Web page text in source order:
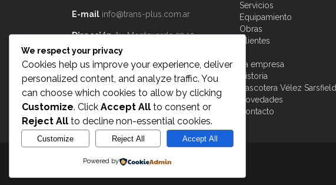
E-mail info@trans-plus.com.ar
DirecciónAv. Monteverde 3940
Provincia de Buenos Aires
Argentina
Servicios
Equipamiento
Obras
Clientes
La empresa
Historia
Cascotera Vélez Sarsfield
Novedades
Contacto
Transplus © 2015- All Rights Reserved
We respect your privacy
Cookies help us improve your experience, deliver
personalized content, and analyze traffic. You
can choose which cookies to allow by clicking
Customize. Click Accept All to consent or
Reject All to decline non-essential cookies.
Customize Reject All Accept All
Powered by